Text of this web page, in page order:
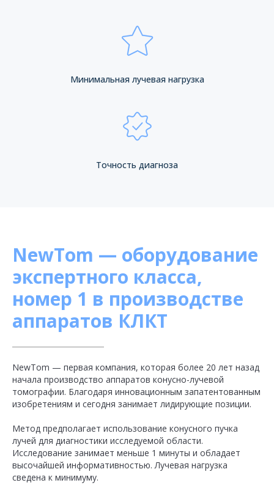
Минимальная лучевая нагрузка
Точность диагноза
NewTom — оборудование
экспертного класса,
номер 1 в производстве
аппаратов КЛКТ
NewTom — первая компания, которая более 20 лет назад
начала производство аппаратов конусно-лучевой
томографии. Благодаря инновационным запатентованным
изобретениям и сегодня занимает лидирующие позиции.
Метод предполагает использование конусного пучка
лучей для диагностики исследуемой области.
Исследование занимает меньше 1 минуты и обладает
высочайшей информативностью. Лучевая нагрузка
сведена к минимуму.